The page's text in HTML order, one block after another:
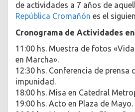
de actividades a 7 años de
República Cromañón es el
Cronograma de Actividades
11:00 hs. Muestra de fotos
en Marcha».
12:30 hs. Conferencia de prensa
impunidad.
18:00 hs. Misa en Catedral
19:00 hs. Acto en Plaza de Mayo.